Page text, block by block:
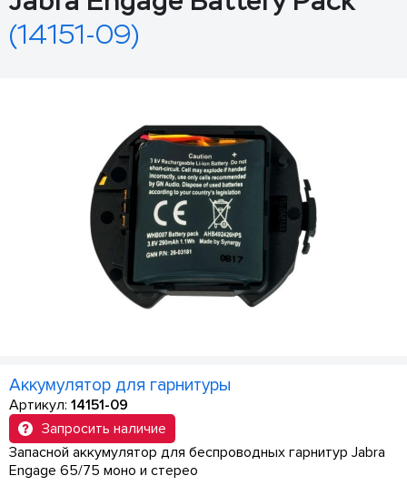
(14151-09)
Аккумулятор для гарнитуры
Артикул: 14151-09
Запросить наличие
Запасной аккумулятор для беспроводных гарнитур Jabra
Engage 65/75 моно и стерео